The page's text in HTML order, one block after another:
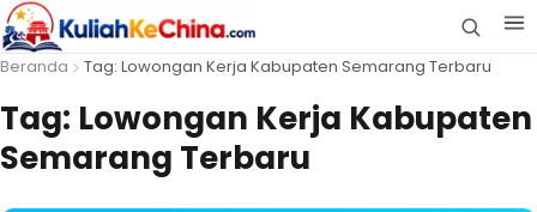
Beranda Tag: Lowongan Kerja Kabupaten Semarang Terbaru
Tag: Lowongan Kerja Kabupaten
Semarang Terbaru